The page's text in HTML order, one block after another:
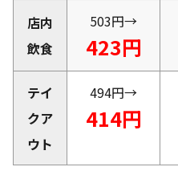
店内
飲食
503円→
423円
テイ
クア
ウト
494円→
414円